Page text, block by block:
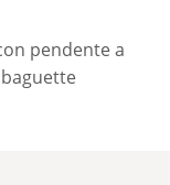
pendente a